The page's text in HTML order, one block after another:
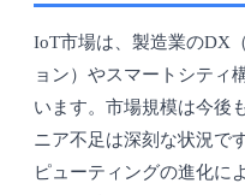
IoT市場は、製造業のDX
ョン）やスマートシティ
います。市場規模は今後
ニア不足は深刻な状況で
ピューティングの進化に